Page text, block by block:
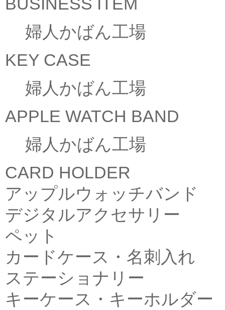
婦人かばん工場
KEY CASE
婦人かばん工場
APPLE WATCH BAND
婦人かばん工場
CARD HOLDER
アップルウォッチバンド
デジタルアクセサリー
ペット
カードケース・名刺入れ
ステーショナリー
キーケース・キーホルダー